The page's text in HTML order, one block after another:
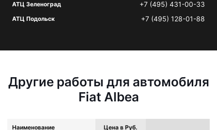
АТЦ Зеленоград +7 (495) 431-00-33
АТЦ Подольск +7 (495) 128-01-88
Другие работы для автомобиля
Fiat Albea
Наименование Цена в Руб.